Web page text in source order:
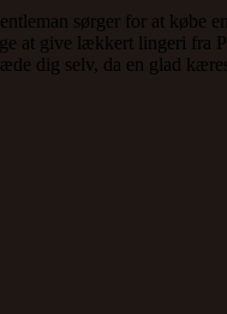
sørger for at købe
at give lækkert lingeri fra
dig selv, da en glad